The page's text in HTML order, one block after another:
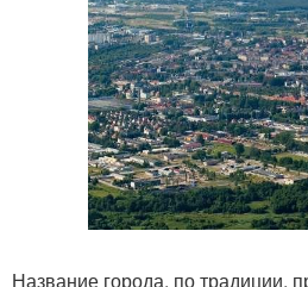
Название города, по традиции,